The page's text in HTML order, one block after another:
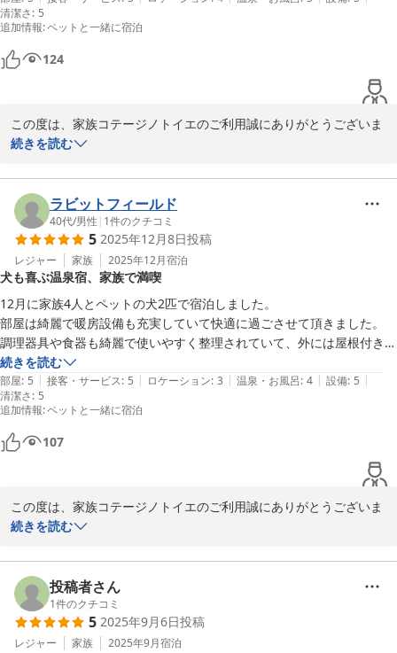
竹下 洋平
2025-12-12
ことができました。
・1月の上旬に宿泊したのですが、ストーブが２つ置いてあり、暖かく
過ごすことができました。
・脱衣所と洗面所が仕切られているので、お風呂に入っている人がいて
・トイレが2つあります。
・お風呂が大きく、温泉を楽しむことができます。
・近くのコテージとの距離があり、とても静かでした。
・Wi-Fi接続がはやく、便利でした。
・忘れ物をお知らせしてくださいました。助かりました。ありがとうご
ざいました。
今回は雪模様でしたので、BBQやドッグランを楽しむことができませ
んでしたが、もう少し外で過ごすことができる時期にもう一度訪れたい
と強く思いました。
清潔さ: 5
追加情報:ペットと一緒に宿泊
124
この度は、家族コテージノトイエのご利用誠にありがとうございま
す。
寒い冬、温泉もご満喫いただいたようですね。
私どもノトイエでは、お客様にとっての第二の我が家としてお寛ぎ
いただきたいと考えております。
快適な空間を提供するために日々尽力しておりますが、身に余るお
褒めのお言葉、従業員一同大変喜んでおります。
全５棟のコテージは全て愛犬可ですので、次回は別のコテージのご
利用も検討いただけますと幸いです。
バーベキューとドッグランですと、３号棟そよかぜなどおすすめで
す。
この度は、嬉しいコメントをありがとうございました。
今後も、より一層のサービス向上に努めて参ります。
またのご利用、心よりお待ちしております。
竹下 洋平
2026-01-06
続きを読む
ラビットフィールド
40代/男性 | 1件のクチコミ
5 2025年12月8日投稿
レジャー 家族 2025年12月宿泊
犬も喜ぶ温泉宿、家族で満喫
12月に家族4人とペットの犬2匹で宿泊しました。
部屋は綺麗で暖房設備も充実していて快適に過ごさせて頂きました。
調理器具や食器も綺麗で使いやすく整理されていて、外には屋根付きの
バーベキューコンロとテーブルもあり暖かい時に来た時は使おうと思っ
ています。
犬たちも外のドックランで楽しそうに遊んで、
お風呂は温泉なので家族は満足していました。
次は暖かい季節に利用させてもらいたいと思います。
続きを読む
部屋: 5 | 接客・サービス: 5 | ロケーション: 3 | 温泉・お風呂: 4 | 設備: 5 |
清潔さ: 5
追加情報:ペットと一緒に宿泊
107
この度は、家族コテージノトイエのご利用誠にありがとうございま
す。
ドッグランや温泉はノトイエの自慢ですが、お楽しみいただきうれ
しく思います。
暖かい時期は、森の中でのバーベキューもおすすめです！
続きを読む
投稿者さん
1件のクチコミ
5 2025年9月6日投稿
レジャー 家族 2025年9月宿泊